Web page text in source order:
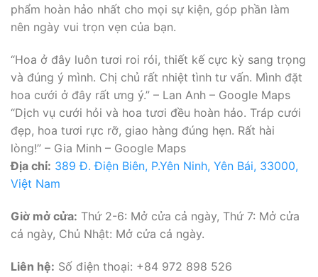
phẩm hoàn hảo nhất cho mọi sự kiện, góp phần làm
nên ngày vui trọn vẹn của bạn.
“Hoa ở đây luôn tươi roi rói, thiết kế cực kỳ sang trọng
và đúng ý mình. Chị chủ rất nhiệt tình tư vấn. Mình đặt
hoa cưới ở đây rất ưng ý.” – Lan Anh – Google Maps
“Dịch vụ cưới hỏi và hoa tươi đều hoàn hảo. Tráp cưới
đẹp, hoa tươi rực rỡ, giao hàng đúng hẹn. Rất hài
lòng!” – Gia Minh – Google Maps
Địa chỉ: 389 Đ. Điện Biên, P.Yên Ninh, Yên Bái, 33000,
Việt Nam
Giờ mở cửa: Thứ 2-6: Mở cửa cả ngày, Thứ 7: Mở cửa
cả ngày, Chủ Nhật: Mở cửa cả ngày.
Liên hệ: Số điện thoại: +84 972 898 526